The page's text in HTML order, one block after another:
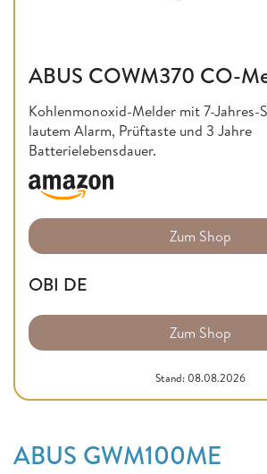
ABUS COWM370 CO-
Kohlenmonoxid-Melder mit 7-Jahres-
lautem Alarm, Prüftaste und 3 Jahre
Batterielebensdauer.
Zum Shop
OBI DE
Zum Shop
Stand: 08.08.2026
ABUS GWM100ME